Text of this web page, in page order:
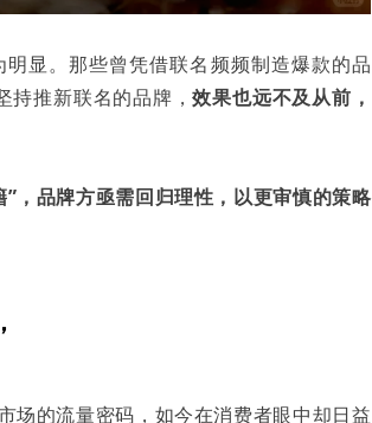
显。那些曾凭借联名频频制造爆款的品
持推新联名的品牌，效果也远不及从前，
，品牌方亟需回归理性，以更审慎的策略
场的流量密码，如今在消费者眼中却日益